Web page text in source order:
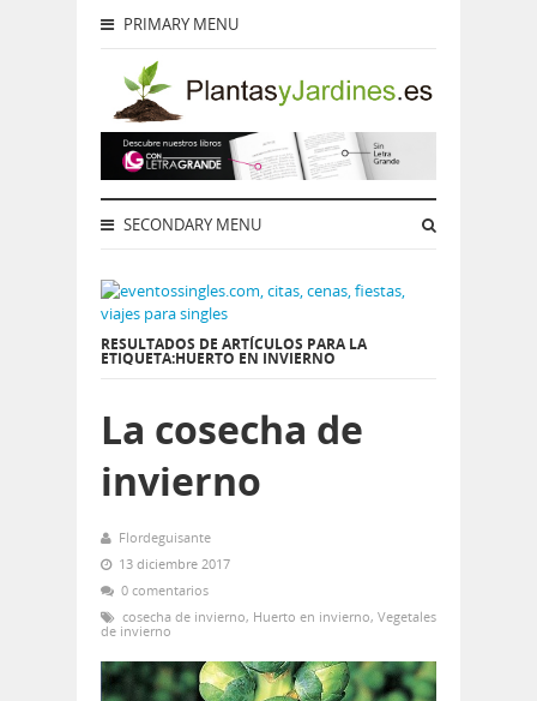
PRIMARY MENU
SECONDARY MENU
RESULTADOS DE ARTÍCULOS PARA LA
ETIQUETA:HUERTO EN INVIERNO
La cosecha de
invierno
Flordeguisante
13 diciembre 2017
0 comentarios
cosecha de invierno, Huerto en invierno, Vegetales
de invierno